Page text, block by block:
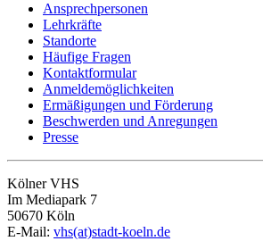
Ansprechpersonen
Lehrkräfte
Standorte
Häufige Fragen
Kontaktformular
Anmeldemöglichkeiten
Ermäßigungen und Förderung
Beschwerden und Anregungen
Presse
Kölner VHS
Im Mediapark 7
50670 Köln
E-Mail: vhs(at)stadt-koeln.de